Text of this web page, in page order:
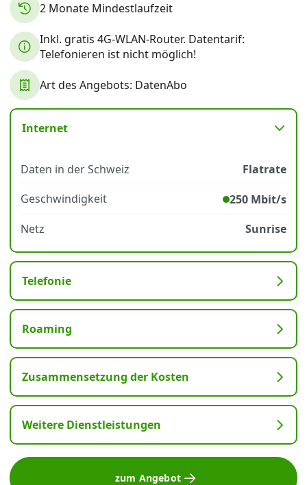
Forum
Über uns
Datenschutz
2 Monate Mindestlaufzeit
Inkl. gratis 4G-WLAN-Router. Datentarif:
Telefonieren ist nicht möglich!
Art des Angebots: DatenAbo
Internet
Daten in der Schweiz
Flatrate
Geschwindigkeit
250 Mbit/s
Netz
Sunrise
Telefonie
Roaming
Zusammensetzung der Kosten
Weitere Dienstleistungen
zum Angebot